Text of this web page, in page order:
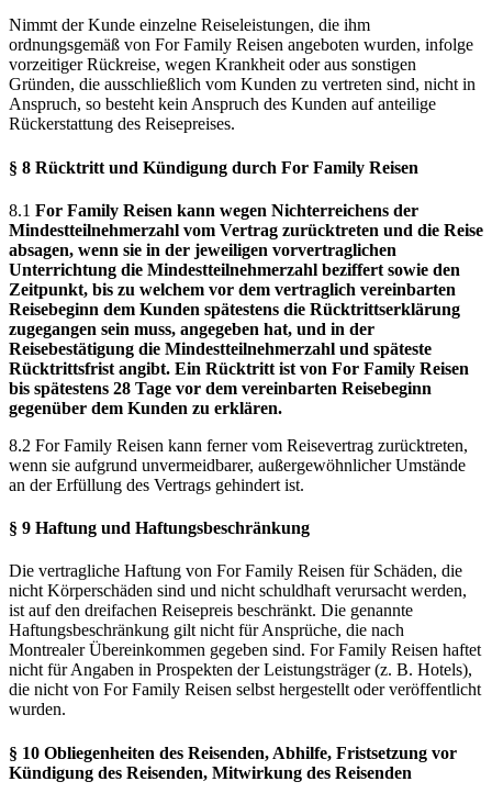
Nimmt der Kunde einzelne Reiseleistungen, die ihm
ordnungsgemäß von For Family Reisen angeboten wurden, infolge
vorzeitiger Rückreise, wegen Krankheit oder aus sonstigen
Gründen, die ausschließlich vom Kunden zu vertreten sind, nicht in
Anspruch, so besteht kein Anspruch des Kunden auf anteilige
Rückerstattung des Reisepreises.
§ 8 Rücktritt und Kündigung durch For Family Reisen
8.1 For Family Reisen kann wegen Nichterreichens der
Mindestteilnehmerzahl vom Vertrag zurücktreten und die Reise
absagen, wenn sie in der jeweiligen vorvertraglichen
Unterrichtung die Mindestteilnehmerzahl beziffert sowie den
Zeitpunkt, bis zu welchem vor dem vertraglich vereinbarten
Reisebeginn dem Kunden spätestens die Rücktrittserklärung
zugegangen sein muss, angegeben hat, und in der
Reisebestätigung die Mindestteilnehmerzahl und späteste
Rücktrittsfrist angibt. Ein Rücktritt ist von For Family Reisen
bis spätestens 28 Tage vor dem vereinbarten Reisebeginn
gegenüber dem Kunden zu erklären.
8.2 For Family Reisen kann ferner vom Reisevertrag zurücktreten,
wenn sie aufgrund unvermeidbarer, außergewöhnlicher Umstände
an der Erfüllung des Vertrags gehindert ist.
§ 9 Haftung und Haftungsbeschränkung
Die vertragliche Haftung von For Family Reisen für Schäden, die
nicht Körperschäden sind und nicht schuldhaft verursacht werden,
ist auf den dreifachen Reisepreis beschränkt. Die genannte
Haftungsbeschränkung gilt nicht für Ansprüche, die nach
Montrealer Übereinkommen gegeben sind. For Family Reisen haftet
nicht für Angaben in Prospekten der Leistungsträger (z. B. Hotels),
die nicht von For Family Reisen selbst hergestellt oder veröffentlicht
wurden.
§ 10 Obliegenheiten des Reisenden, Abhilfe, Fristsetzung vor
Kündigung des Reisenden, Mitwirkung des Reisenden